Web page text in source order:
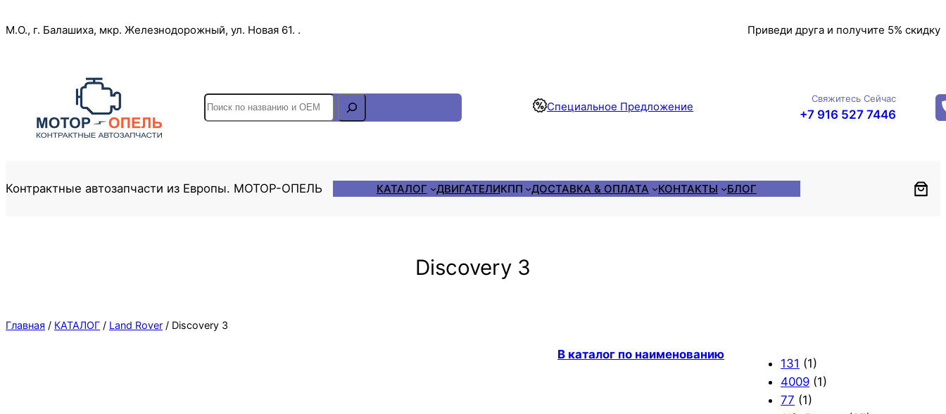
к
М.О., г. Балашиха, мкр. Железнодорожный, ул. Новая 61. . Приведи друга и получите 5% скидку
S
e
h
Специальное Предложение
Свяжитесь Сейчас
+7 916 527 7446
Контрактные автозапчасти из Европы. МОТОР-ОПЕЛЬ КАТАЛОГ ДВИГАТЕЛИКПП ДОСТАВКА & ОПЛАТА КОНТАКТЫ БЛОГ
Discovery 3
Главная / КАТАЛОГ / Land Rover / Discovery 3
В каталог по наименованию
131 (1)
4009 (1)
77 (1)